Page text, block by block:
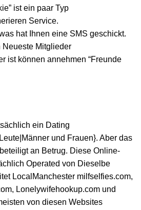
ist ein paar Typ
Service.
hat Ihnen eine SMS geschickt.
Neueste Mitglieder
ist können annehmen “Freunde
ein Dating
und Frauen}. Aber das
an Betrug. Diese Online-
Operated von Dieselbe
Local Manchester milfselfies.com,
Lonelywifehookup.com und
von diesen Websites